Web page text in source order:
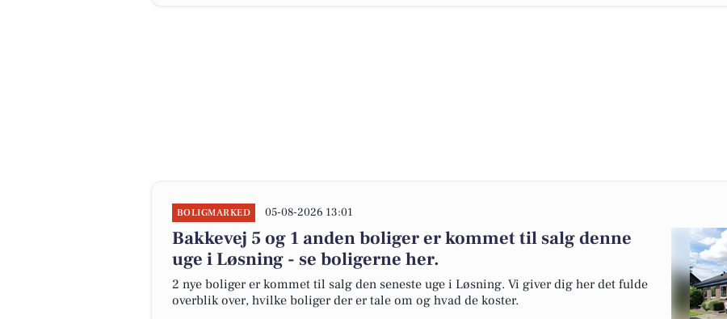
BOLIGMARKED 05-08-2026 13:01
Bakkevej 5 og 1 anden boliger er kommet til salg denne
uge i Løsning - se boligerne her.
2 nye boliger er kommet til salg den seneste uge i Løsning. Vi giver dig her det fulde
overblik over, hvilke boliger der er tale om og hvad de koster.